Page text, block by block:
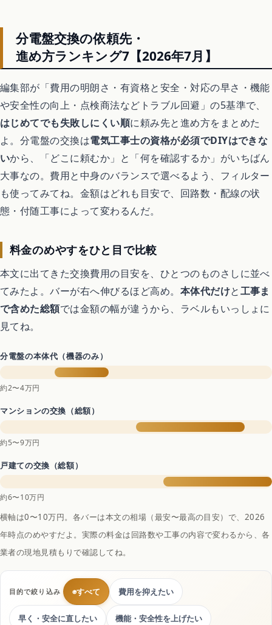
分電盤交換の依頼先・
進め方ランキング7【2026年7月】
編集部が「費用の明朗さ・有資格と安全・対応の早さ・機能
や安全性の向上・点検商法などトラブル回避」の5基準で、
はじめてでも失敗しにくい順に頼み先と進め方をまとめた
よ。分電盤の交換は電気工事士の資格が必須でDIYはできな
いから、「どこに頼むか」と「何を確認するか」がいちばん
大事なの。費用と中身のバランスで選べるよう、フィルター
も使ってみてね。金額はどれも目安で、回路数・配線の状
態・付随工事によって変わるんだ。
料金のめやすをひと目で比較
本文に出てきた交換費用の目安を、ひとつのものさしに並べ
てみたよ。バーが右へ伸びるほど高め。 本体代だけと工事ま
で含めた総額では金額の幅が違うから、ラベルもいっしょに
見てね。
分電盤の本体代（機器のみ）
約2〜4万円
マンションの交換（総額）
約5〜9万円
戸建ての交換（総額）
約6〜10万円
横軸は0〜10万円。各バーは本文の相場（最安〜最高の目安）で、2026
年時点のめやすだよ。実際の料金は回路数や工事の内容で変わるから、各
業者の現地見積もりで確認してね。
目的で絞り込み ◉すべて 費用を抑えたい
早く・安全に直したい 機能・安全性を上げたい